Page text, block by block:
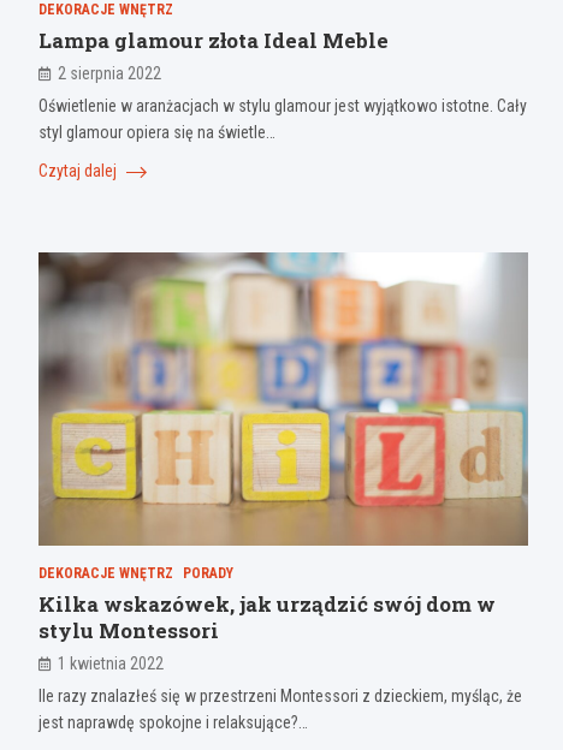
DEKORACJE WNĘTRZ
Lampa glamour złota Ideal Meble
2 sierpnia 2022
Oświetlenie w aranżacjach w stylu glamour jest wyjątkowo istotne. Cały
styl glamour opiera się na świetle…
Czytaj dalej
DEKORACJE WNĘTRZ PORADY
Kilka wskazówek, jak urządzić swój dom w
stylu Montessori
1 kwietnia 2022
Ile razy znalazłeś się w przestrzeni Montessori z dzieckiem, myśląc, że
jest naprawdę spokojne i relaksujące?…